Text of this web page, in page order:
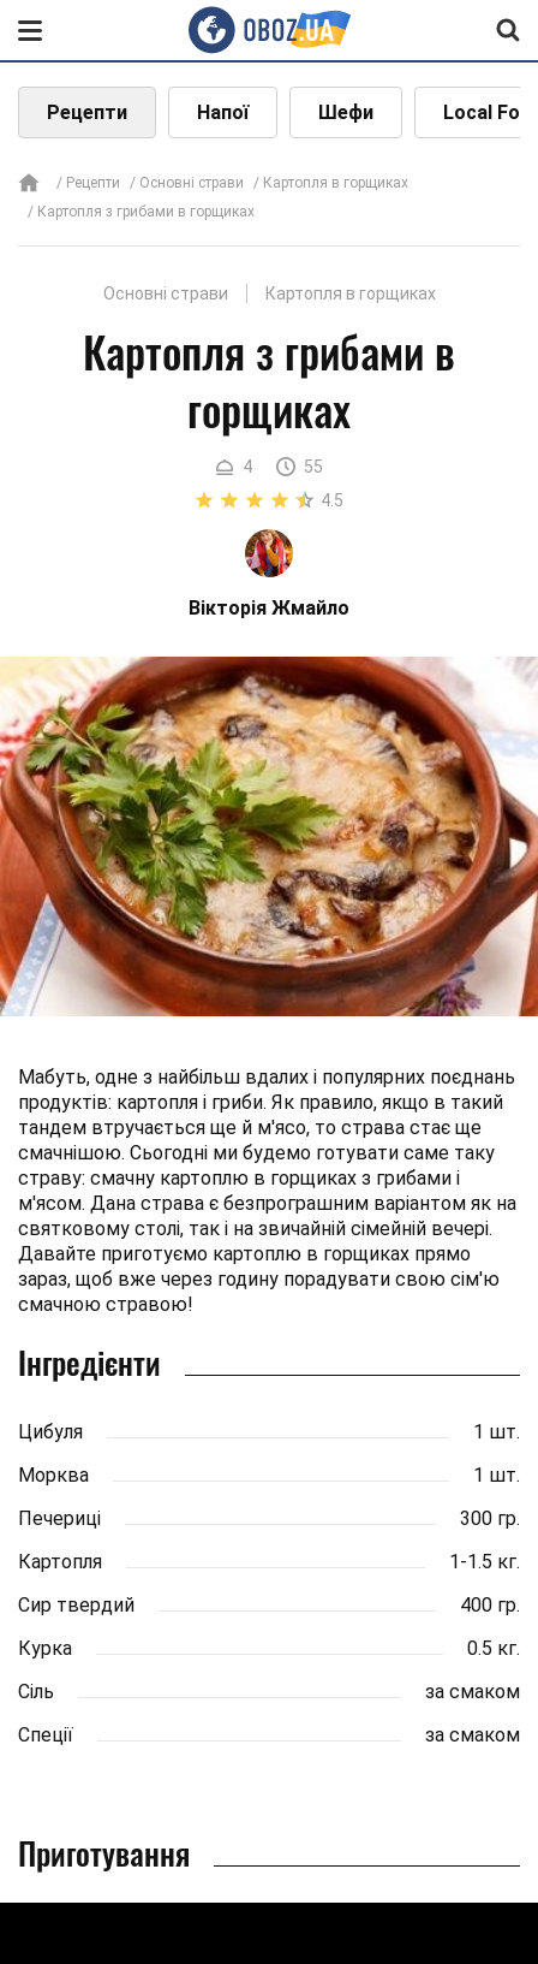
Рецепти Напої Шефи Local
Рецепти Основні страви
Картопля в горщиках
Картопля з грибами в горщиках
Основні страви Картопля в горщиках
Картопля з грибами в
горщиках
4
55
4.5
Вікторія Жмайло
Мабуть, одне з найбільш вдалих і популярних поєднань
продуктів: картопля і гриби. Як правило, якщо в такий
тандем втручається ще й м'ясо, то страва стає ще
смачнішою. Сьогодні ми будемо готувати саме таку
страву: смачну картоплю в горщиках з грибами і
м'ясом. Дана страва є безпрограшним варіантом як на
святковому столі, так і на звичайній сімейній вечері.
Давайте приготуємо картоплю в горщиках прямо
зараз, щоб вже через годину порадувати свою сім'ю
смачною стравою!
Інгредієнти
Цибуля
1 шт.
Морква
1 шт.
Печериці
300 гр.
Картопля
1-1.5 кг.
Сир твердий
400 гр.
Курка
0.5 кг.
Сіль
за смаком
Спеції
за смаком
Приготування